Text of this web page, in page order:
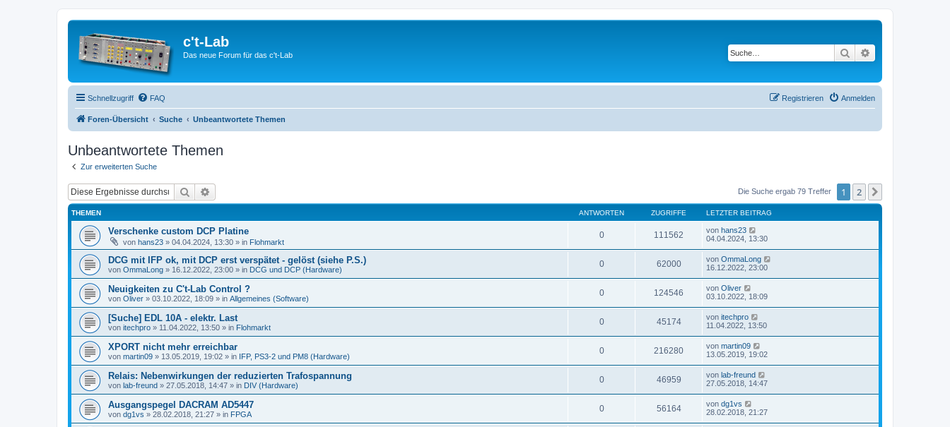
c't-Lab
Das neue Forum für das c't-Lab Suche
Schnellzugriff FAQ Anmelden
Registrieren
Foren-Übersicht Suche Unbeantwortete Themen
Unbeantwortete Themen
Zur erweiterten Suche
Suche Die Suche ergab 79 Treffer 1 2
THEMEN ANTWORTEN ZUGRIFFE LETZTER BEITRAG
Verschenke custom DCP Platine
von hans23 » 04.04.2024, 13:30 » in Flohmarkt
0 111562 von hans23
04.04.2024, 13:30
DCG mit IFP ok, mit DCP erst verspätet - gelöst (siehe P.S.)
von OmmaLong » 16.12.2022, 23:00 » in DCG und DCP (Hardware)
0 62000 von OmmaLong
16.12.2022, 23:00
Neuigkeiten zu C't-Lab Control ?
von Oliver » 03.10.2022, 18:09 » in Allgemeines (Software)
0 124546 von Oliver
03.10.2022, 18:09
[Suche] EDL 10A - elektr. Last
von itechpro » 11.04.2022, 13:50 » in Flohmarkt
0 45174 von itechpro
11.04.2022, 13:50
XPORT nicht mehr erreichbar
von martin09 » 13.05.2019, 19:02 » in IFP, PS3-2 und PM8 (Hardware)
0 216280 von martin09
13.05.2019, 19:02
Relais: Nebenwirkungen der reduzierten Trafospannung
von lab-freund » 27.05.2018, 14:47 » in DIV (Hardware)
0 46959 von lab-freund
27.05.2018, 14:47
Ausgangspegel DACRAM AD5447
von dg1vs » 28.02.2018, 21:27 » in FPGA
0 56164 von dg1vs
28.02.2018, 21:27